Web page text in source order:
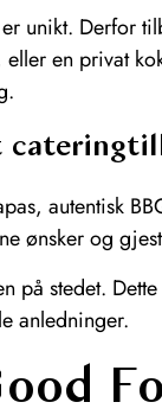
unikt. Derfor
en privat
autentisk
ønsker og
på stedet.
anledninger.